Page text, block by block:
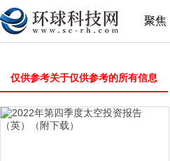
聚焦
仅供参考关于仅供参考的所有信息